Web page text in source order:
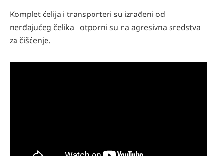
Komplet ćelija i transporteri su izrađeni od
nerđajućeg čelika i otporni su na agresivna sredstva
za čišćenje.